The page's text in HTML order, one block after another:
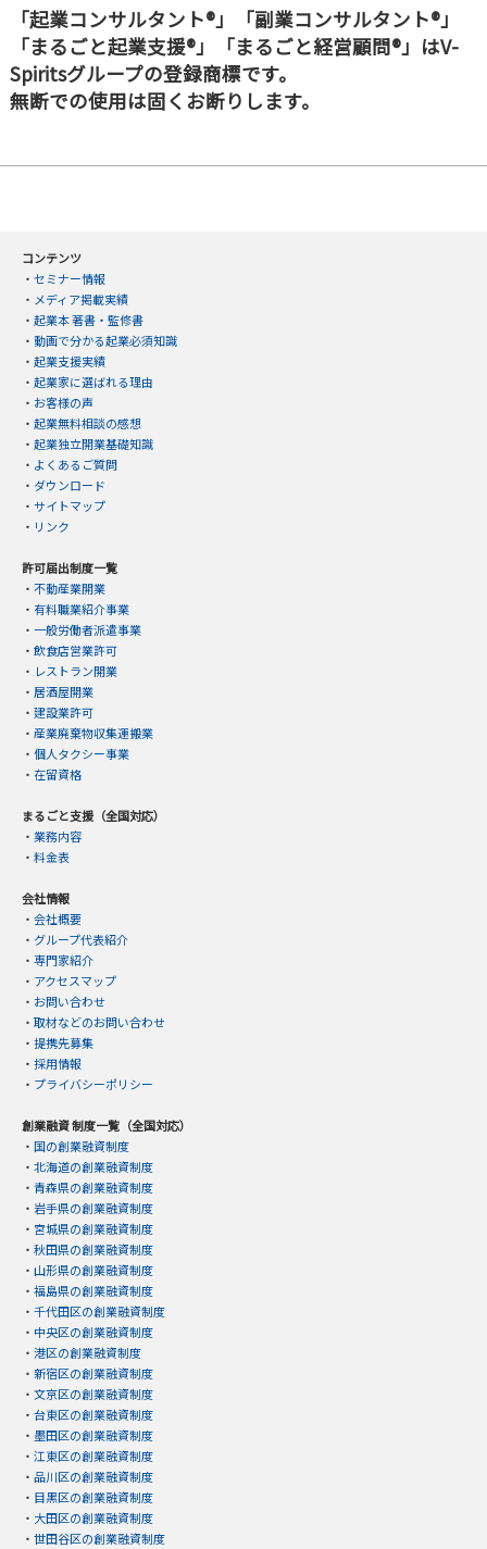
「起業コンサルタント®」「副業コンサルタント®」
「まるごと起業支援®」「まるごと経営顧問®」はV-
Spiritsグループの登録商標です。
無断での使用は固くお断りします。
コンテンツ
・ セミナー情報
・ メディア掲載実績
・ 起業本 著書・監修書
・ 動画で分かる起業必須知識
・ 起業支援実績
・ 起業家に選ばれる理由
・ お客様の声
・ 起業無料相談の感想
・ 起業独立開業基礎知識
・ よくあるご質問
・ ダウンロード
・ サイトマップ
・ リンク
許可届出制度一覧
・ 不動産業開業
・ 有料職業紹介事業
・ 一般労働者派遣事業
・ 飲食店営業許可
・ レストラン開業
・ 居酒屋開業
・ 建設業許可
・ 産業廃棄物収集運搬業
・ 個人タクシー事業
・ 在留資格
まるごと支援（全国対応）
・ 業務内容
・ 料金表
会社情報
・ 会社概要
・ グループ代表紹介
・ 専門家紹介
・ アクセスマップ
・ お問い合わせ
・ 取材などのお問い合わせ
・ 提携先募集
・ 採用情報
・ プライバシーポリシー
創業融資 制度一覧（全国対応）
・ 国の創業融資制度
・ 北海道の創業融資制度
・ 青森県の創業融資制度
・ 岩手県の創業融資制度
・ 宮城県の創業融資制度
・ 秋田県の創業融資制度
・ 山形県の創業融資制度
・ 福島県の創業融資制度
・ 千代田区の創業融資制度
・ 中央区の創業融資制度
・ 港区の創業融資制度
・ 新宿区の創業融資制度
・ 文京区の創業融資制度
・ 台東区の創業融資制度
・ 墨田区の創業融資制度
・ 江東区の創業融資制度
・ 品川区の創業融資制度
・ 目黒区の創業融資制度
・ 大田区の創業融資制度
・ 世田谷区の創業融資制度